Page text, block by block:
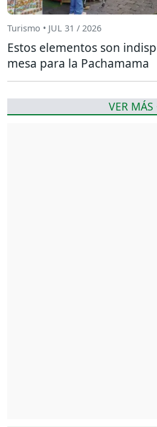
Turismo • JUL 31 / 2026
Estos elementos son
mesa para la Pachamama
VER MÁS